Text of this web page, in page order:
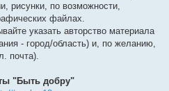
рисунки, по возможности,
файлах.
указать авторство материала
- город/область) и, по желанию,
почта).
"Быть добру"